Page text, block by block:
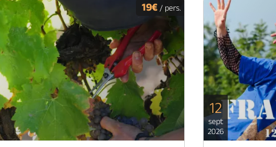
19€ / pers.
12
sept
2026